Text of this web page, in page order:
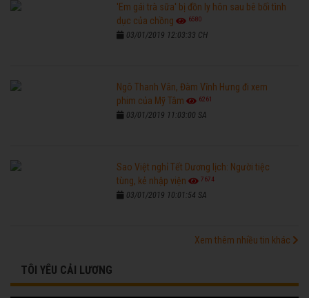
'Em gái trà sữa' bị đồn ly hôn sau bê bối tình
dục của chồng
6580
03/01/2019 12:03:33 CH
Ngô Thanh Vân, Đàm Vĩnh Hưng đi xem
phim của Mỹ Tâm
6261
03/01/2019 11:03:00 SA
Sao Việt nghỉ Tết Dương lịch: Người tiệc
tùng, kẻ nhập viện
7674
03/01/2019 10:01:54 SA
Xem thêm nhiều tin khác
TÔI YÊU CẢI LƯƠNG